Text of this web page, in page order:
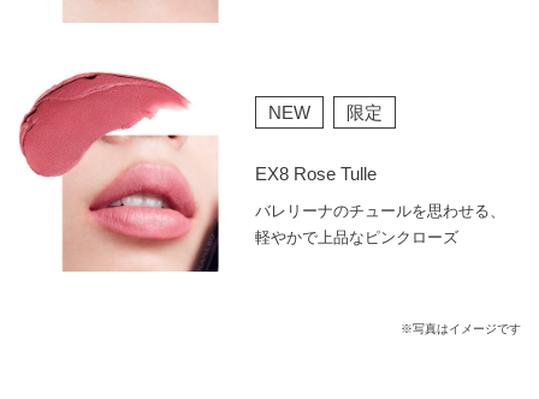
NEW 限定
EX8 Rose Tulle
バレリーナのチュールを思わせる、
軽やかで上品なピンクローズ
※写真はイメージです